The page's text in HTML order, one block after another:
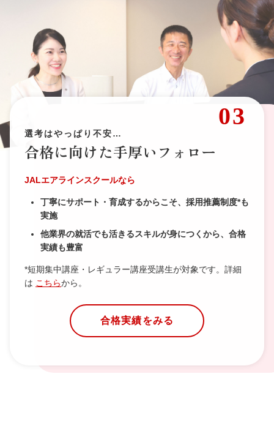
03
選考はやっぱり不安…
合格に向けた手厚いフォロー
JALエアラインスクールなら
丁寧にサポート・育成するからこそ、採用推薦制度*も
実施
他業界の就活でも活きるスキルが身につくから、合格
実績も豊富
*短期集中講座・レギュラー講座受講生が対象です。詳細
は こちらから。
合格実績をみる